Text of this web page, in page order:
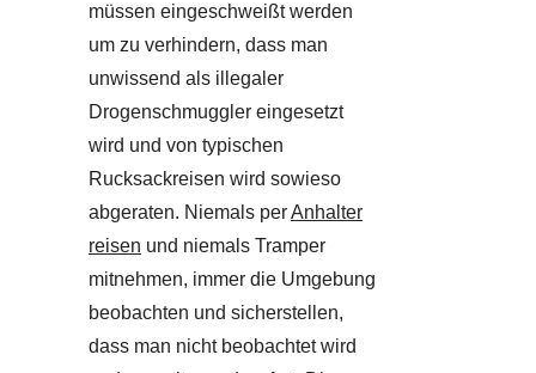
müssen eingeschweißt werden
um zu verhindern, dass man
unwissend als illegaler
Drogenschmuggler eingesetzt
wird und von typischen
Rucksackreisen wird sowieso
abgeraten. Niemals perAnhalter
reisen und niemals Tramper
mitnehmen, immer die Umgebung
beobachten und sicherstellen,
dass man nicht beobachtet wird